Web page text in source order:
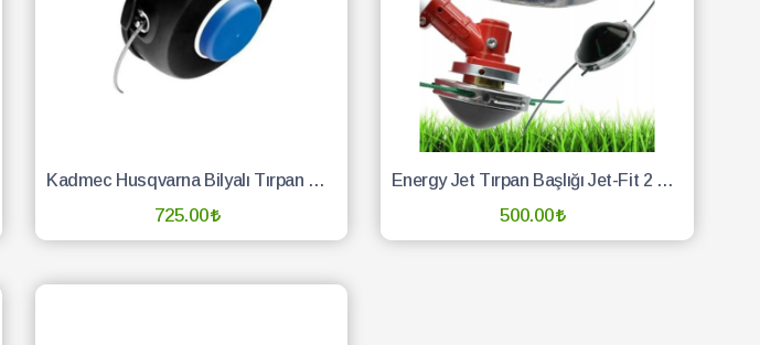
Kadmec Husqvarna Bilyalı Tırpan Başlık
725.00
Energy Jet Tırpan Başlığı Jet-Fit 2 Çıkışlı
500.00